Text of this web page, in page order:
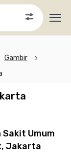
Gambir
Sakit Umum
Jakarta